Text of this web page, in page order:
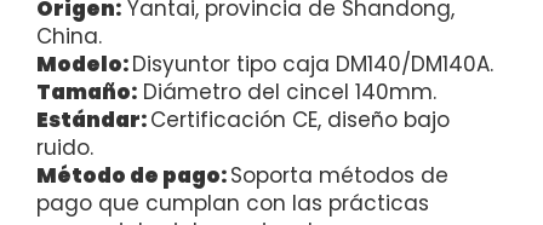
Origen: Yantai, provincia de Shandong,
China.
Modelo:Disyuntor tipo caja DM140/DM140A.
Tamaño: Diámetro del cincel 140mm.
Estándar:Certificación CE, diseño bajo
ruido.
Método de pago:Soporta métodos de
pago que cumplan con las prácticas